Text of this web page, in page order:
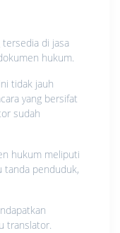
tersedia di jasa
hukum.
tidak jauh
yang bersifat
sudah
hukum meliputi
tanda penduduk,
translator.